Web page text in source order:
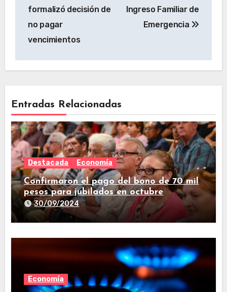
formalizó decisión de
no pagar
vencimientos
Ingreso Familiar de
Emergencia
Entradas Relacionadas
Destacada Economía
Confirmaron el pago del bono de 70 mil
pesos para jubilados en octubre
30/09/2024
Economía